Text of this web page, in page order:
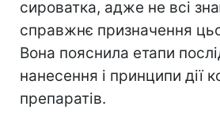
сироватка, адже не всі
справжнє призначення
Вона пояснила етапи
нанесення і принципи дії
препаратів.